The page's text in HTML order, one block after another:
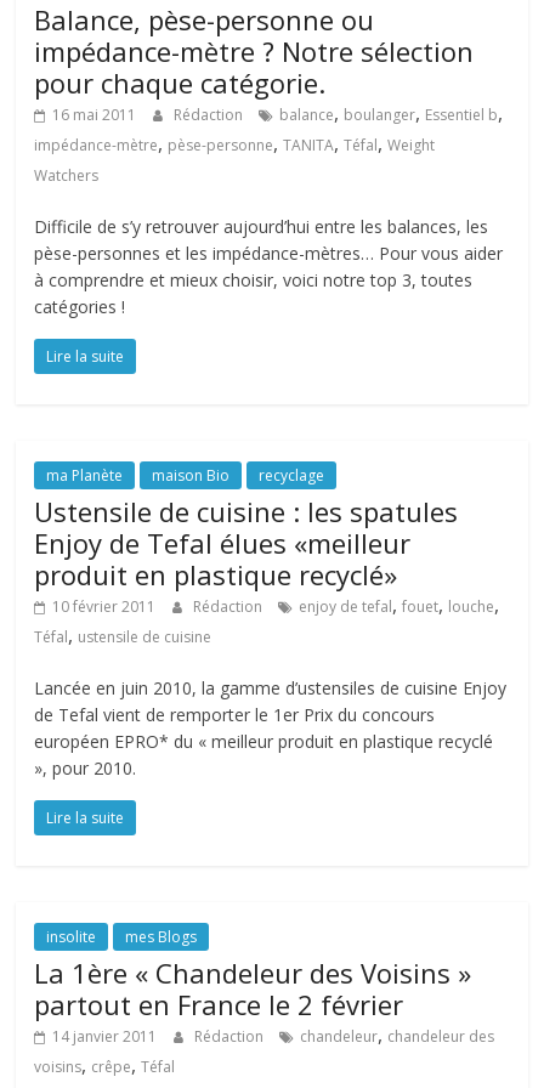
Balance, pèse-personne ou
impédance-mètre ? Notre sélection
pour chaque catégorie.
16 mai 2011 Rédaction balance, boulanger, Essentiel b,
impédance-mètre, pèse-personne,TANITA,Téfal,Weight
Watchers
Difficile de s’y retrouver aujourd’hui entre les balances, les
pèse-personnes et les impédance-mètres… Pour vous aider
à comprendre et mieux choisir, voici notre top 3, toutes
catégories !
Lire la suite
ma Planète maison Bio recyclage
Ustensile de cuisine : les spatules
Enjoy de Tefal élues «meilleur
produit en plastique recyclé»
10 février 2011 Rédaction enjoy de tefal,fouet, louche,
Téfal, ustensile de cuisine
Lancée en juin 2010, la gamme d’ustensiles de cuisine Enjoy
de Tefal vient de remporter le 1er Prix du concours
européen EPRO* du « meilleur produit en plastique recyclé
», pour 2010.
Lire la suite
insolite mes Blogs
La 1ère « Chandeleur des Voisins »
partout en France le 2 février
14 janvier 2011 Rédaction chandeleur, chandeleur des
voisins, crêpe,Téfal